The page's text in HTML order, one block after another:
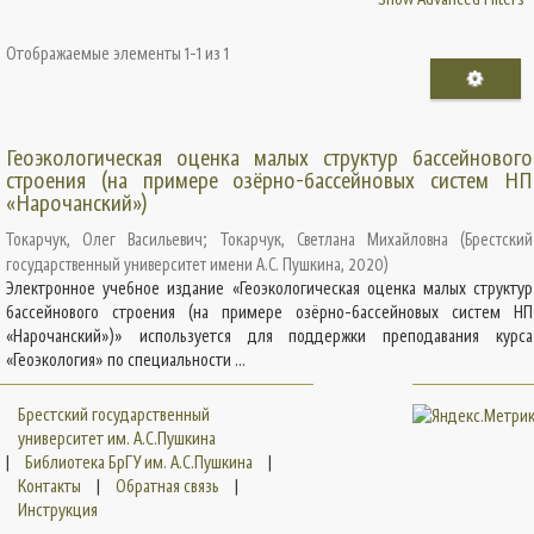
Отображаемые элементы 1-1 из 1
Геоэкологическая оценка малых структур бассейнового
строения (на примере озёрно-бассейновых систем НП
«Нарочанский»)
Токарчук, Олег Васильевич; Токарчук, Светлана Михайловна (Брестский
государственный университет имени А.С. Пушкина, 2020)
Электронное учебное издание «Геоэкологическая оценка малых структур
бассейнового строения (на примере озёрно-бассейновых систем НП
«Нарочанский»)» используется для поддержки преподавания курса
«Геоэкология» по специальности ...
Брестский государственный
университет им. А.С.Пушкина
|
Библиотека БрГУ им. А.С.Пушкина
|
Контакты
| Обратная связь
|
Инструкция